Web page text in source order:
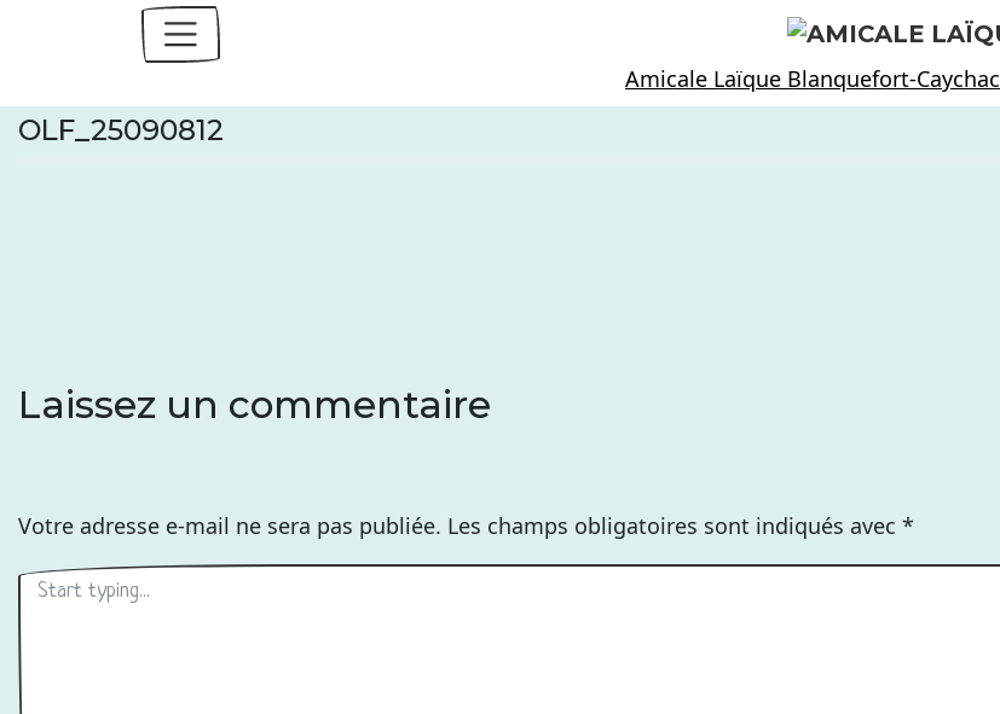
Amicale Laïque Blanquefort-Caychac
OLF_25090812
Laissez un commentaire
Votre adresse e-mail ne sera pas publiée. Les champs obligatoires sont indiqués avec *